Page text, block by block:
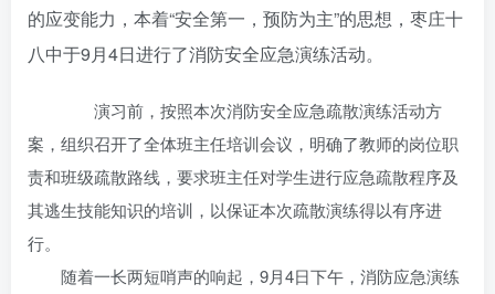
的应变能力，本着“安全第一，预防为主”的思想，枣庄十
八中于9月4日进行了消防安全应急演练活动。
演习前，按照本次消防安全应急疏散演练活动方
案，组织召开了全体班主任培训会议，明确了教师的岗位职
责和班级疏散路线，要求班主任对学生进行应急疏散程序及
其逃生技能知识的培训，以保证本次疏散演练得以有序进
行。
随着一长两短哨声的响起，9月4日下午，消防应急演练
登录
手机号